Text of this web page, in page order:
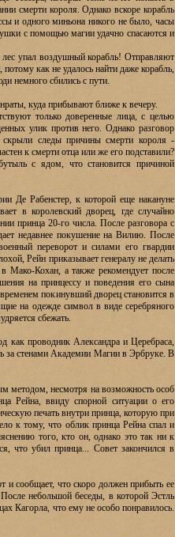
смерти короля. Однако вскоре корабль
и одного миньона никого не было, часы
с помощью магии удачно спасаются и
лес упал воздушный корабль! Отправляют
как не удалось найти даже корабль,
немного сбились с пути.
куда прибывают ближе к вечеру.
только доверенные лица, с целью
улик против него. Однако разговор
скрыли следы причины смерти короля -
к смерти отца или же его подставили?
с ядом, что становится причиной
Де Рабенстер, к которой еще накануне
в королевский дворец, где случайно
принца 20-го числа. После разговора с
недавнее покушение на Вилию. После
переворот и силами его гвардии
Рейн приказывает генералу не делать
Мако-Кохан, а также рекомендует после
на принцессу и поведения его сына
покинувший дворец становится в
на одежде символ в виде серебряного
сбежать.
как проводник Александра и Церебраса,
за стенами Академии Магии в Эрбруке. В
методом, несмотря на возможность особ
Рейна, ввиду спорной ситуации о его
печать внутри принца, которую при
к тому, что облик принца Рейна спал и
того, кто он, однако это так ни к
что убил принца... Совет закончился в
и сообщает, что скоро должен прибыть ее
небольшой беседы, в которой Эстль
Кагорла, что ему не особо понравилось.